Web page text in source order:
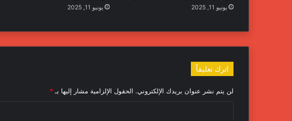
يونيو 11, 2025 يونيو 11, 2025
اترك تعليقاً
لن يتم نشر عنوان بريدك الإلكتروني. الحقول الإلزامية مشار إليها بـ *